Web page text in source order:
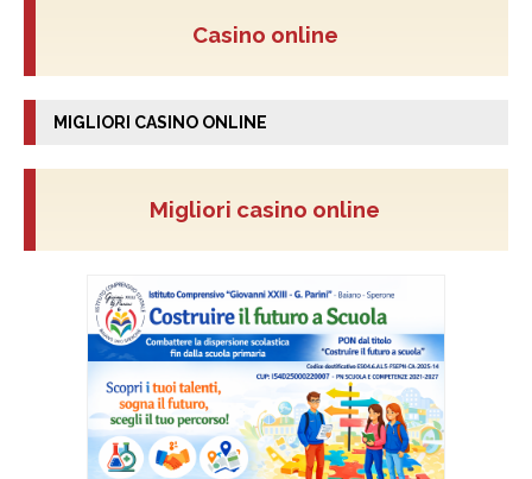
Casino online
MIGLIORI CASINO ONLINE
Migliori casino online